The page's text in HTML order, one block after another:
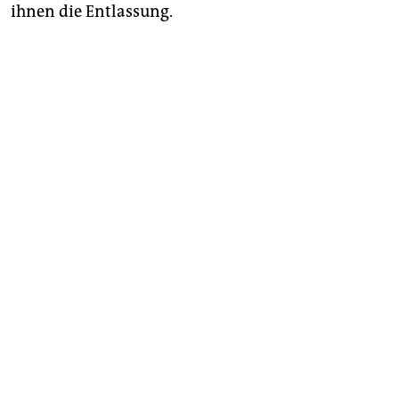
ihnen die Entlassung.